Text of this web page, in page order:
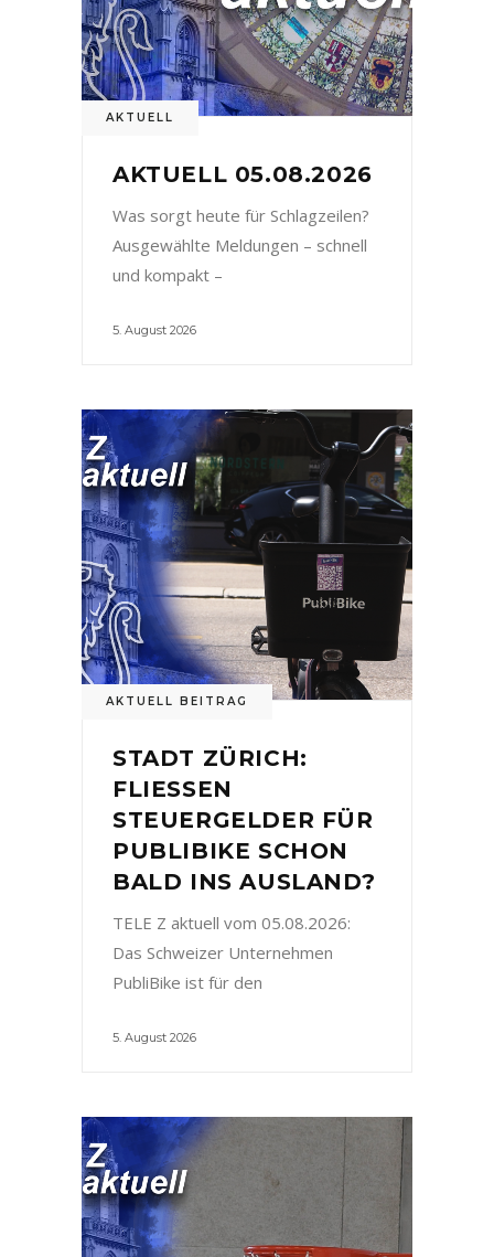
AKTUELL
AKTUELL 05.08.2026
Was sorgt heute für Schlagzeilen?
Ausgewählte Meldungen – schnell
und kompakt –
5. August 2026
AKTUELL BEITRAG
STADT ZÜRICH:
FLIESSEN
STEUERGELDER FÜR
PUBLIBIKE SCHON
BALD INS AUSLAND?
TELE Z aktuell vom 05.08.2026:
Das Schweizer Unternehmen
PubliBike ist für den
5. August 2026